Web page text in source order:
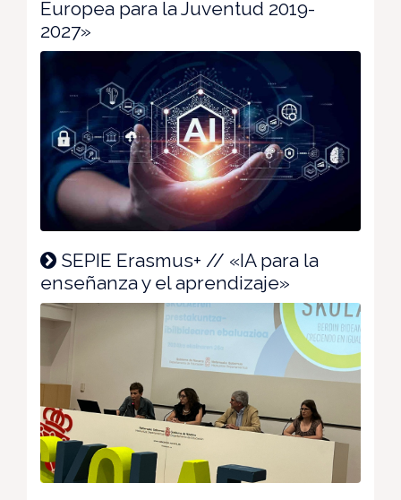
Europea para la Juventud 2019-
2027»
SEPIE Erasmus+ // «IA para la
enseñanza y el aprendizaje»